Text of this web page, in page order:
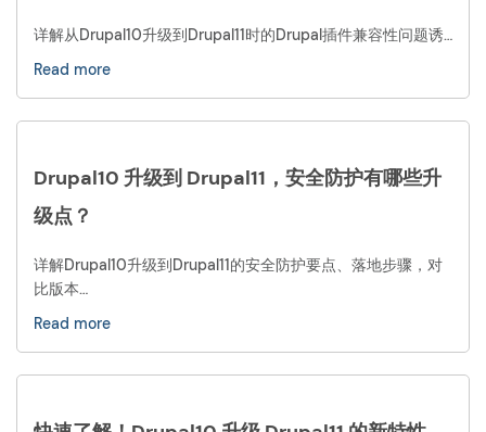
详解从Drupal10升级到Drupal11时的Drupal插件兼容性问题诱…
Read more
Drupal10 升级到 Drupal11，安全防护有哪些升
级点？
详解Drupal10升级到Drupal11的安全防护要点、落地步骤，对
比版本…
Read more